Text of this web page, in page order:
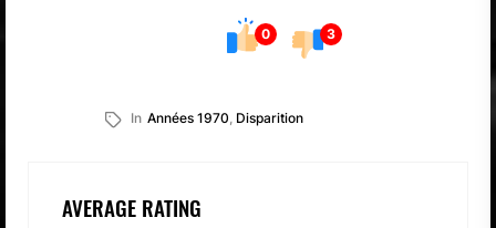
0 3
In Années 1970, Disparition
AVERAGE RATING